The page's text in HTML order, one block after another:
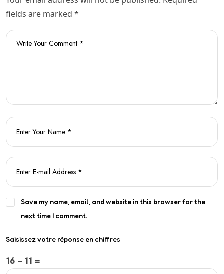
fields are marked *
Save my name, email, and website in this browser for the
next time I comment.
Saisissez votre réponse en chiffres
16 − 11 =